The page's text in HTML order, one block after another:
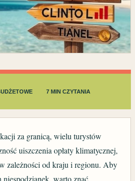
7 MIN CZYTANIA
za granicą, wielu turystów
uiszczenia opłaty klimatycznej,
zależności od kraju i regionu. Aby
warto znać